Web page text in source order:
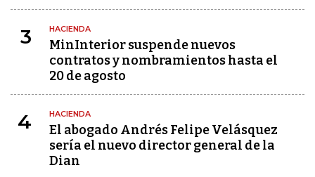
3 HACIENDA
MinInterior suspende nuevos
contratos y nombramientos hasta el
20 de agosto
4 HACIENDA
El abogado Andrés Felipe Velásquez
sería el nuevo director general de la
Dian